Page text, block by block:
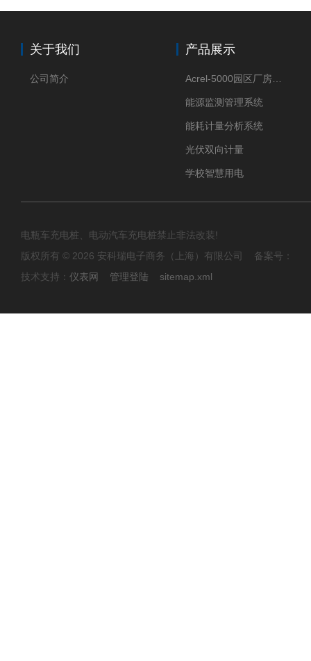
关于我们
公司简介
产品展示
能源监测管理系统
能耗计量分析系统
光伏双向计量
学校智慧用电
电瓶车充电桩、电动汽车充电桩禁止非法改装!
版权所有 © 2026 安科瑞电子商务（上海）有限公司 备案号：
技术支持： 仪表网 管理登陆 sitemap.xml